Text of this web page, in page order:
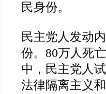
民身份。
民主党人发动
份。80万人死
中，民主党人
法律隔离主义